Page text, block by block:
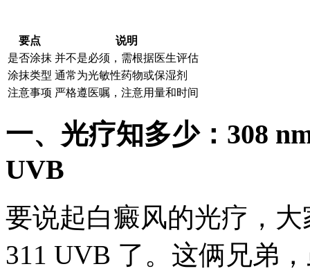
要点
说明
是否涂抹 并不是必须，需根据医生评估
涂抹类型 通常为光敏性药物或保湿剂
注意事项 严格遵医嘱，注意用量和时间
一、光疗知多少：308
UVB
要说起白癜风的光疗，
311 UVB 了。这俩兄弟